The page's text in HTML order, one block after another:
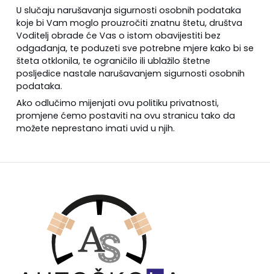
U slučaju narušavanja sigurnosti osobnih podataka
koje bi Vam moglo prouzročiti znatnu štetu, društva
Voditelj obrade će Vas o istom obavijestiti bez
odgađanja, te poduzeti sve potrebne mjere kako bi se
šteta otklonila, te ograničilo ili ublažilo štetne
posljedice nastale narušavanjem sigurnosti osobnih
podataka.
Ako odlučimo mijenjati ovu politiku privatnosti,
promjene ćemo postaviti na ovu stranicu tako da
možete neprestano imati uvid u njih.